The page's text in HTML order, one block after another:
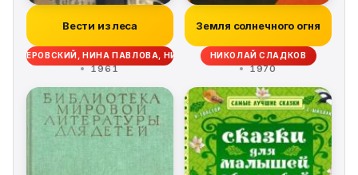
Вести из леса
ЛИВЕРОВСКИЙ, НИНА ПАВЛОВА, НИКОЛАЙ СЛАДКОВ, ЭДУАРД ШИМ
1961
Земля солнечного огня
НИКОЛАЙ СЛАДКОВ
1970